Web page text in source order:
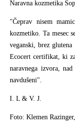
Naravna kozmetika
"Čeprav nisem
kozmetiko. Ta mesec
veganski, brez
Ecocert certifikat, ki
naravnega izvora,
navdušeni".
I. L & V. J.
Foto: Klemen